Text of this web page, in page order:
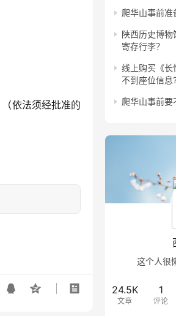
依法须经批准的
爬华山事前准
陕西历史博物
寄存行李？
线上购买《长
不到座位信息
爬华山事前要
这个人很
24.5K
文章
1
评论